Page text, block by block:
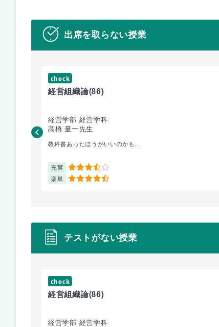
出席を取らない授業
check
経営組織論(86)
経営学部 経営学科
高橋 量一先生
教科書あったほうがいいのかも...
充実 3.5
楽単 4.5
テストがない授業
check
経営組織論(86)
経営学部 経営学科